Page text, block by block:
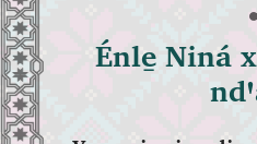
Énle̱ Niná